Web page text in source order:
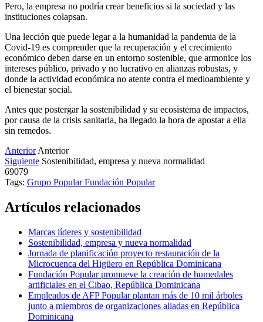
Pero, la empresa no podría crear beneficios si la sociedad y las
instituciones colapsan.
Una lección que puede legar a la humanidad la pandemia de la
Covid-19 es comprender que la recuperación y el crecimiento
económico deben darse en un entorno sostenible, que armonice los
intereses público, privado y no lucrativo en alianzas robustas, y
donde la actividad económica no atente contra el medioambiente y
el bienestar social.
Antes que postergar la sostenibilidad y su ecosistema de impactos,
por causa de la crisis sanitaria, ha llegado la hora de apostar a ella
sin remedos.
Anterior Anterior
Siguiente Sostenibilidad, empresa y nueva normalidad
69079
Tags: Grupo PopularFundación Popular
Artículos relacionados
Marcas líderes y sostenibilidad
Sostenibilidad, empresa y nueva normalidad
Jornada de planificación proyecto restauración de la
Microcuenca del Higüero en República Dominicana
Fundación Popular promueve la creación de humedales
artificiales en el Cibao, República Dominicana
Empleados de AFP Popular plantan más de 10 mil árboles
junto a miembros de organizaciones aliadas en República
Dominicana